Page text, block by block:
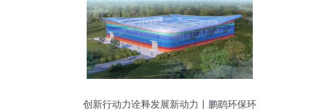
创新行动力诠释发展新动力丨鹏鹞环保环